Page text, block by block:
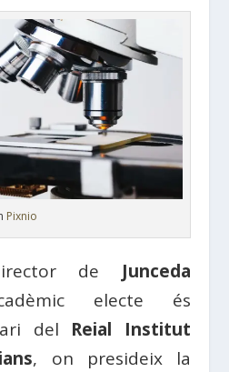
Pixnio
de Junceda
electe és
del Reial Institut
, on presideix la